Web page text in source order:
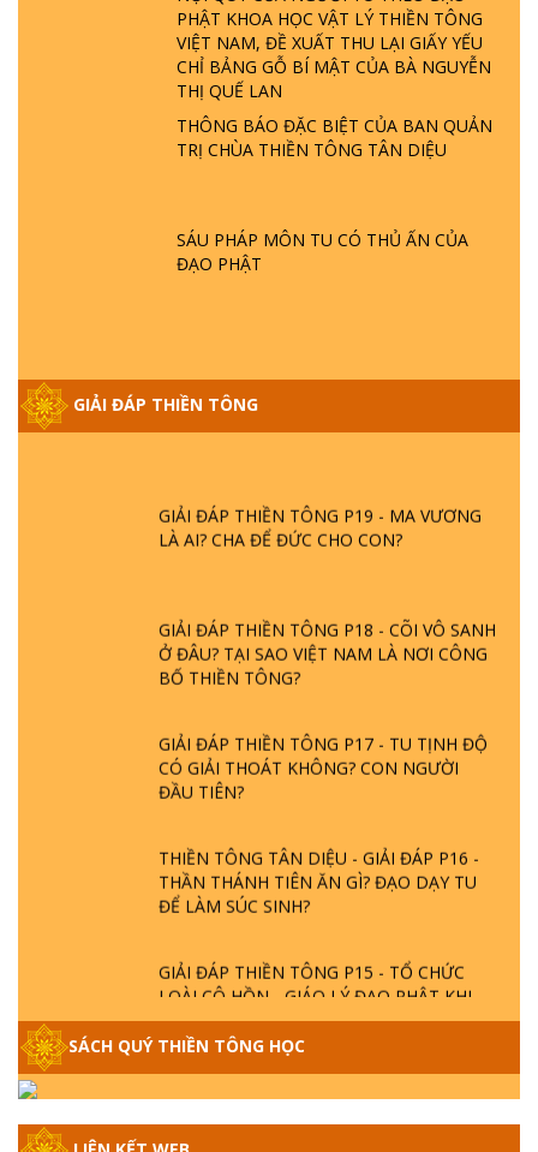
PHẬT KHOA HỌC VẬT LÝ THIỀN TÔNG
VIỆT NAM, ĐỀ XUẤT THU LẠI GIẤY YẾU
CHỈ BẢNG GỖ BÍ MẬT CỦA BÀ NGUYỄN
THỊ QUẾ LAN
THÔNG BÁO ĐẶC BIỆT CỦA BAN QUẢN
TRỊ CHÙA THIỀN TÔNG TÂN DIỆU
SÁU PHÁP MÔN TU CÓ THỦ ẤN CỦA
ĐẠO PHẬT
GIẢI ĐÁP THIỀN TÔNG
GIẢI ĐÁP THIỀN TÔNG ĐẶC BIỆT P22 - TẠI
SAO TRÁI ĐẤT NHIỀU THIÊN TAI - LŨ LỤT
- HỎA HOẠN | TTTD
GIẢI ĐÁP THIỀN TÔNG ĐẶC BIỆT P21 - TẠI
GIẢI ĐÁP VỀ LỄ TIỄN THIỀN TÔNG SƯ
GIẢI ĐÁP THIỀN TÔNG ĐẶC BIỆT PHẦN 20
- BÁC NGUYỄN NHÂN LÀ AI? PHIỀN NÃO
DO ĐÂU MÀ CÓ?
GIẢI ĐÁP THIỀN TÔNG P19 - MA VƯƠNG
LÀ AI? CHA ĐỂ ĐỨC CHO CON?
GIẢI ĐÁP THIỀN TÔNG P18 - CÕI VÔ SANH
Ở ĐÂU? TẠI SAO VIỆT NAM LÀ NƠI CÔNG
BỐ THIỀN TÔNG?
GIẢI ĐÁP THIỀN TÔNG P17 - TU TỊNH ĐỘ
CÓ GIẢI THOÁT KHÔNG? CON NGƯỜI
ĐẦU TIÊN?
THIỀN TÔNG TÂN DIỆU - GIẢI ĐÁP P16 -
THẦN THÁNH TIÊN ĂN GÌ? ĐẠO DẠY TU
ĐỂ LÀM SÚC SINH?
GIẢI ĐÁP THIỀN TÔNG P15 - TỔ CHỨC
LOÀI CÔ HỒN - GIÁO LÝ ĐẠO PHẬT KHI
GIẢI ĐÁP THIỀN TÔNG ĐẶC BIỆT - P14 -
NGUỒN GỐC ÂM LỊCH DƯƠNG LỊCH -
TẦNG BÌNH LƯU LỚN ĐẾN ĐÂU
SÁCH QUÝ THIỀN TÔNG HỌC